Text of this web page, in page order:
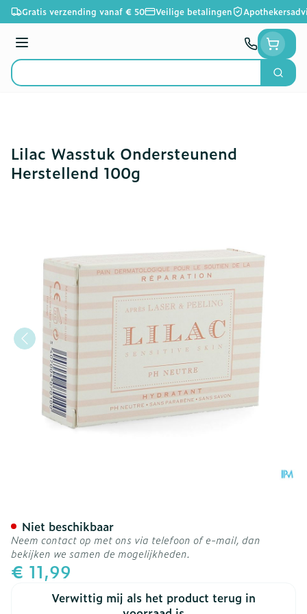
Ga naar de inhoud
Gratis verzending vanaf € 50 Veilige betalingen
Menu
Product, merk, categorie...
Zoek
Lilac Wasstuk Ondersteunend
Herstellend 100g
€ 11,99
Verwittig mij als het product terug in
Niet beschikbaar
Neem contact op met ons via telefoon of e-mail, dan
bekijken we samen de mogelijkheden.